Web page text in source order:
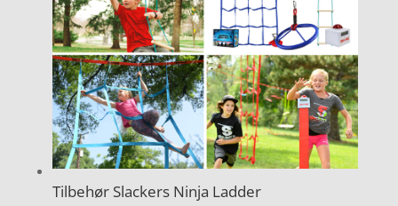
Tilbehør Slackers Ninja Ladder